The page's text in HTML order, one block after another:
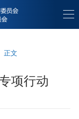
正文
项行动